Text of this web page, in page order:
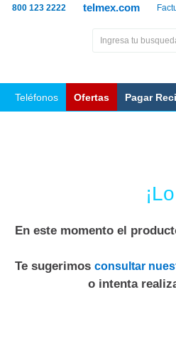
telmex.com
800 123 2222
Teléfonos Ofertas Pagar
En este momento el
Te sugerimos consultar
o intenta